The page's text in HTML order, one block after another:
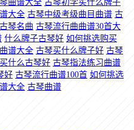
曲谱大全 古琴初学买什么牌子
大全 古琴中级考级曲目曲谱 古
古琴名曲 古琴流行曲曲谱30首大
什么牌子古琴好 如何挑选购买
谱大全 古琴买什么牌子好 古琴
什么古琴好 古琴指法练习曲谱
好 古琴流行曲谱100首 如何挑选
大全 古琴曲谱